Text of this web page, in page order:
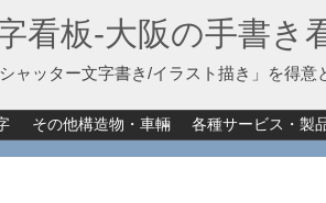
看板‐大阪の手書き
シャッター文字書き/イラスト描き」を得
その他構造物・車輛 各種サービス・製